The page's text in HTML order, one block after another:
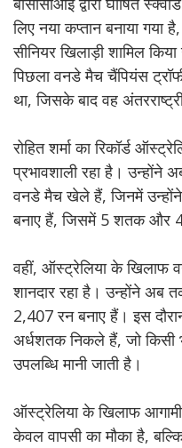
लिए नया कप्तान बनाया गया
सीनियर खिलाड़ी शामिल
पिछला वनडे मैच चैंपियंस
था, जिसके बाद वह
रोहित शर्मा का रिकॉर्ड
प्रभावशाली रहा है।
वनडे मैच खेले हैं, जिनमें
बनाए हैं, जिसमें 5 शतक और
वहीं, ऑस्ट्रेलिया के खिलाफ
शानदार रहा है। उन्होंने
2,407 रन बनाए हैं। इस
अर्धशतक निकले हैं, जो किसी
उपलब्धि मानी जाती है।
ऑस्ट्रेलिया के खिलाफ आगामी
केवल वापसी का मौका है,